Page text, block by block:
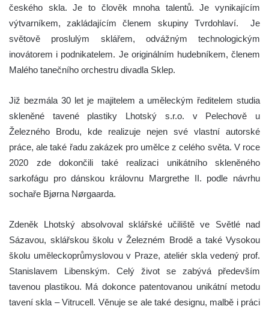
českého skla. Je to člověk mnoha talentů. Je vynikajícím
výtvarníkem, zakládajícím členem skupiny Tvrdohlaví. Je
světově proslulým sklářem, odvážným technologickým
inovátorem i podnikatelem. Je originálním hudebníkem, členem
Malého tanečního orchestru divadla Sklep.
Již bezmála 30 let je majitelem a uměleckým ředitelem studia
skleněné tavené plastiky Lhotský s.r.o. v Pelechově u
Železného Brodu, kde realizuje nejen své vlastní autorské
práce, ale také řadu zakázek pro umělce z celého světa. V roce
2020 zde dokončili také realizaci unikátního skleněného
sarkofágu pro dánskou královnu Margrethe II. podle návrhu
sochaře Bjørna Nørgaarda.
Zdeněk Lhotský absolvoval sklářské učiliště ve Světlé nad
Sázavou, sklářskou školu v Železném Brodě a také Vysokou
školu uměleckoprůmyslovou v Praze, ateliér skla vedený prof.
Stanislavem Libenským. Celý život se zabývá především
tavenou plastikou. Má dokonce patentovanou unikátní metodu
tavení skla – Vitrucell. Věnuje se ale také designu, malbě i práci